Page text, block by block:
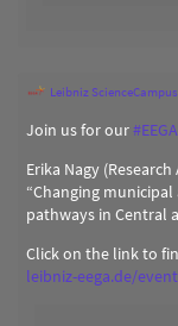
Leibniz ScienceCampus
Join us for our#
Erika Nagy (Research
“Changing
pathways in Central
Click on the link to
leibniz-eega.de/